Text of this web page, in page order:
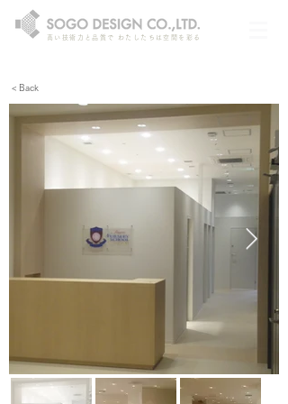
高い技術力と品質で わたしたちは空間を彩る
< Back